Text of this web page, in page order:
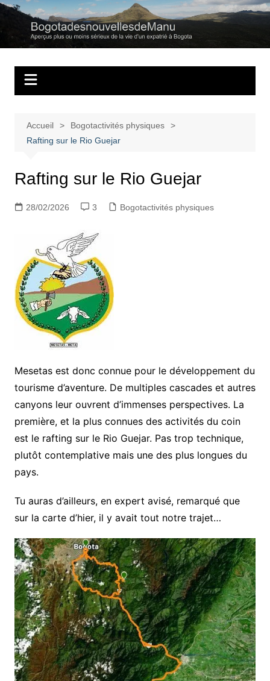
Aller
contenu
Regards personnels sur la vie d’expatrié à Bogota
Accueil
Bogotactivités physiques
Rafting sur le Rio Guejar
Rafting sur le Rio Guejar
28/02/2026 3 Bogotactivités physiques
Mesetas est donc connue pour le développement du
tourisme d’aventure. De multiples cascades et autres
canyons leur ouvrent d’immenses perspectives. La
première, et la plus connues des activités du coin
est le rafting sur le Rio Guejar. Pas trop technique,
plutôt contemplative mais une des plus longues du
pays.
Tu auras d’ailleurs, en expert avisé, remarqué que
sur la carte d’hier, il y avait tout notre trajet…